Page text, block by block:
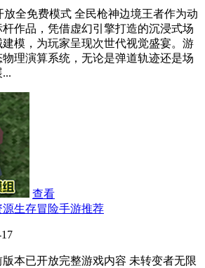
放全免费模式 全民枪神边境王者作为动
作品，凭借虚幻引擎打造的沉浸式场
模，为玩家呈现次世代视觉盛宴。游
理演算系统，无论是弹道轨迹还是场
查看
生存冒险手游推荐
本已开放完整游戏内容 未转变者无限